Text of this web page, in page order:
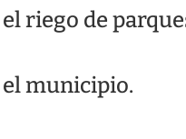
riego de
municipio.